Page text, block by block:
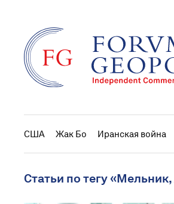
США Жак Бо Иранская война
Статьи по тегу